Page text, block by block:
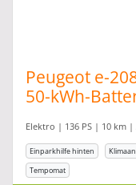
Peugeot e-
50-kWh-
Elektro | 136 PS | 10 km
Einparkhilfe hinten
Tempomat